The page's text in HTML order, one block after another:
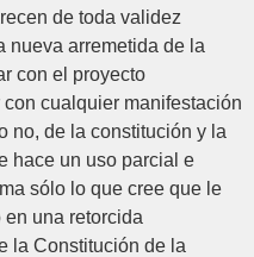
de toda validez
nueva arremetida de la
con el proyecto
cualquier manifestación
no, de la constitución y la
hace un uso parcial e
sólo lo que cree que le
una retorcida
la Constitución de la